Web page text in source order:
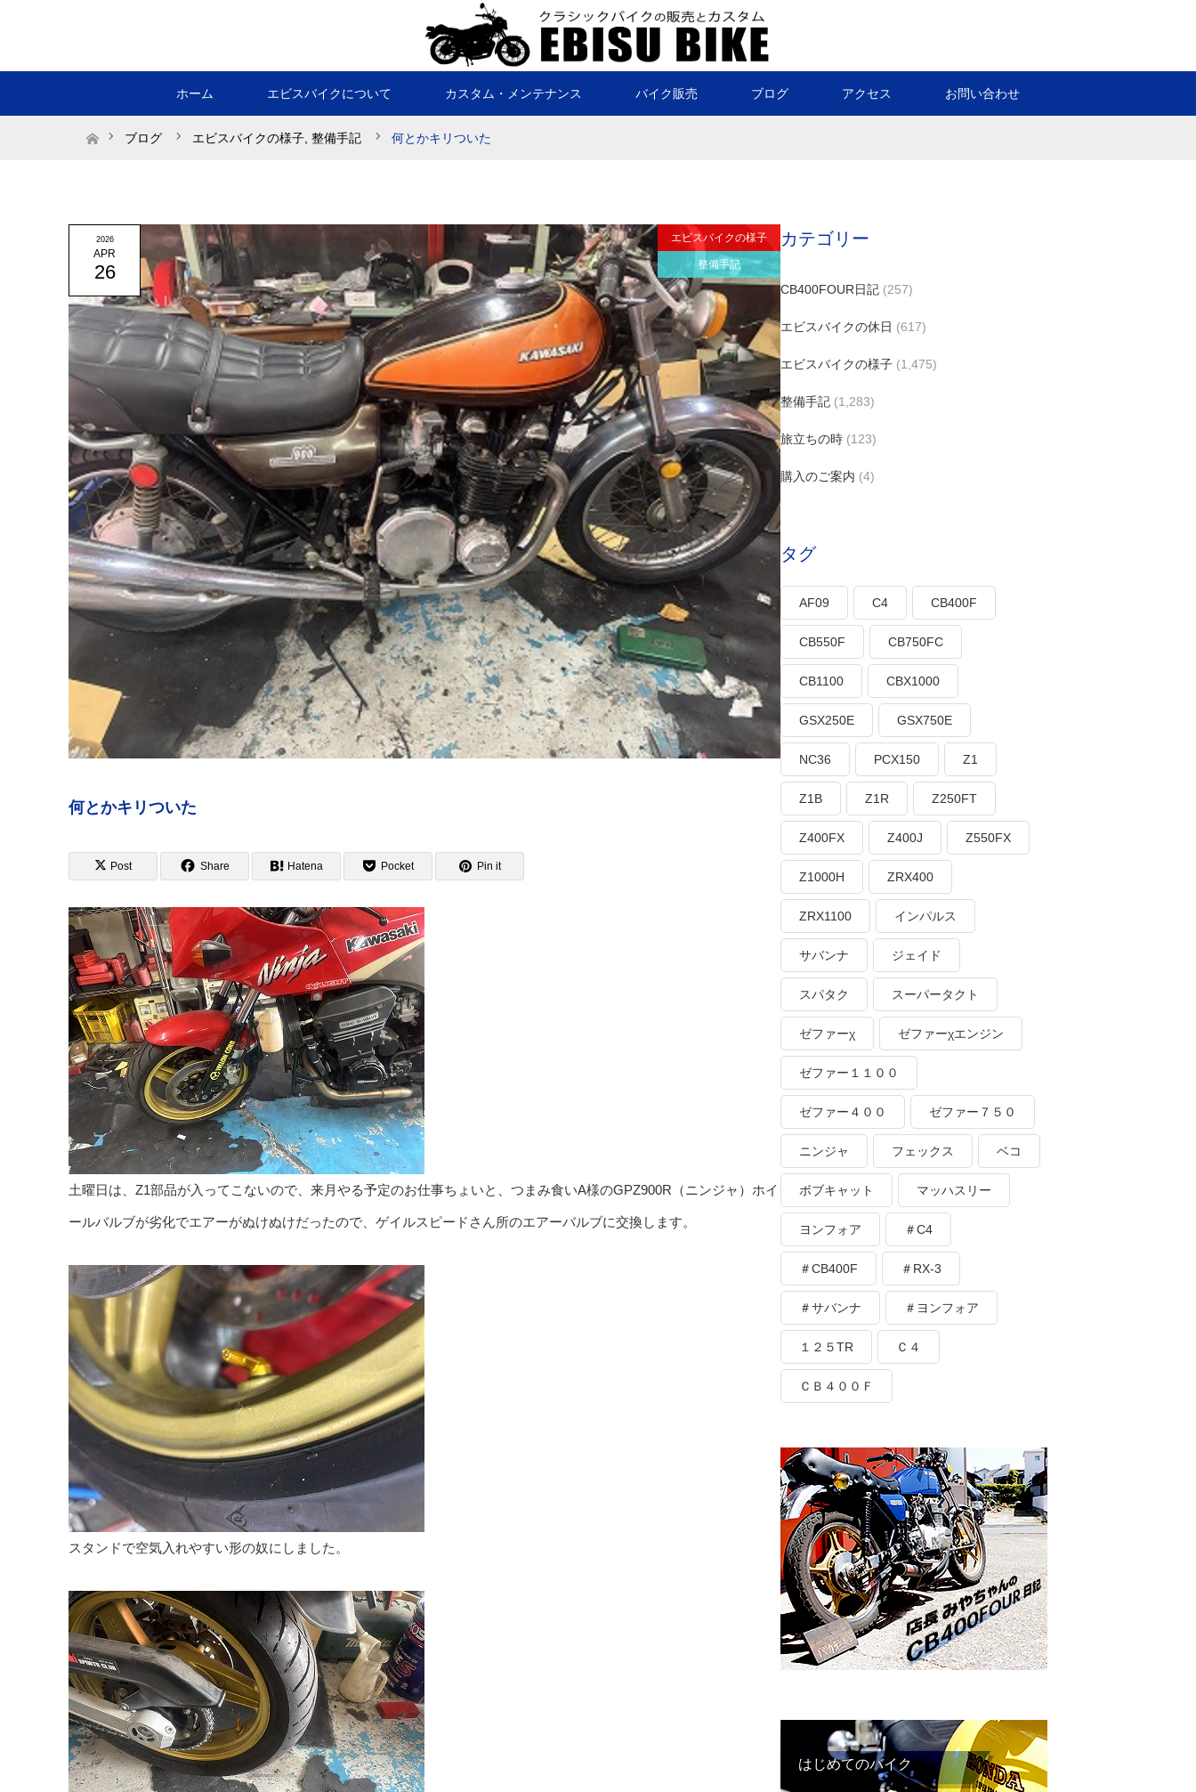
ホーム エビスバイクについて カスタム・メンテナンス バイク販売 ブログ アクセス お問い合わせ
ホームブログ エビスバイクの様子 整備手記 何とかキリついた
2026
APR
26
エビスバイクの様子
整備手記
何とかキリついた
Post Share Hatena Pocket Pin it
土曜日は、Z1部品が入ってこないので、来月やる予定のお仕事ちょいと、つまみ食いA様のGPZ900R（ニンジャ）ホイ
ールバルブが劣化でエアーがぬけぬけだったので、ゲイルスピードさん所のエアーバルブに交換します。
スタンドで空気入れやすい形の奴にしました。
カテゴリー
CB400FOUR日記 (257)
エビスバイクの休日 (617)
エビスバイクの様子 (1,475)
整備手記 (1,283)
旅立ちの時 (123)
購入のご案内 (4)
タグ
AF09 C4 CB400F
CB550F CB750FC
CB1100 CBX1000
GSX250E GSX750E
NC36 PCX150 Z1
Z1B Z1R Z250FT
Z400FX Z400J Z550FX
Z1000H ZRX400
ZRX1100 インパルス
サバンナ ジェイド
スパタク スーパータクト
ゼファーχ ゼファーχエンジン
ゼファー１１００
ゼファー４００ ゼファー７５０
ニンジャ フェックス ベコ
ボブキャット マッハスリー
ヨンフォア ＃C4
＃CB400F ＃RX-3
＃サバンナ ＃ヨンフォア
１２５TR Ｃ４
ＣＢ４００Ｆ
はじめてのバイク